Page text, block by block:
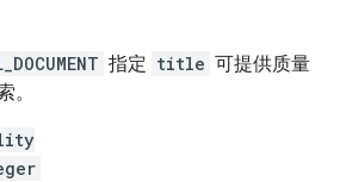
指定 title 可提供质量
。